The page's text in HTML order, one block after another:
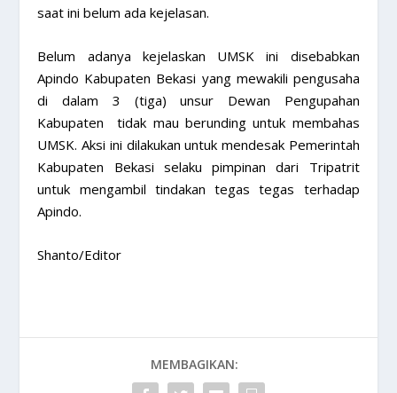
saat ini belum ada kejelasan.
Belum adanya kejelaskan UMSK ini disebabkan
Apindo Kabupaten Bekasi yang mewakili pengusaha
di dalam 3 (tiga) unsur Dewan Pengupahan
Kabupaten tidak mau berunding untuk membahas
UMSK. Aksi ini dilakukan untuk mendesak Pemerintah
Kabupaten Bekasi selaku pimpinan dari Tripatrit
untuk mengambil tindakan tegas tegas terhadap
Apindo.
Shanto/Editor
MEMBAGIKAN: